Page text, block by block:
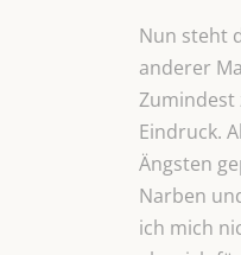
Nun steht
anderer
Zumindest
Eindruck.
Ängsten
Narben
ich mich